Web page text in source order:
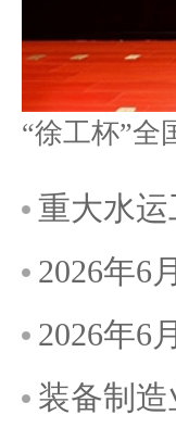
重大水运
2026年6
2026年6
装备制造